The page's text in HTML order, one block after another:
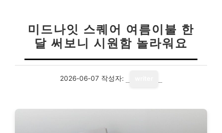
미드나잇 스퀘어 여름이불 한
달 써보니 시원함 놀라워요
2026-06-07 작성자: